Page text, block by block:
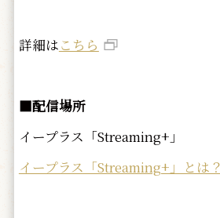
詳細はこちら
■配信場所
イープラス「Streaming+」
イープラス「Streaming+」とは？